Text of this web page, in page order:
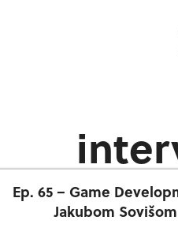
Ep. 65 – Game
Jakubom Sovišom